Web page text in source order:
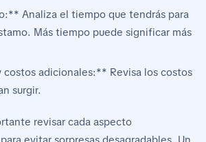
Analiza el tiempo que tendrás para
Más tiempo puede significar más
adicionales:** Revisa los costos
surgir.
revisar cada aspecto